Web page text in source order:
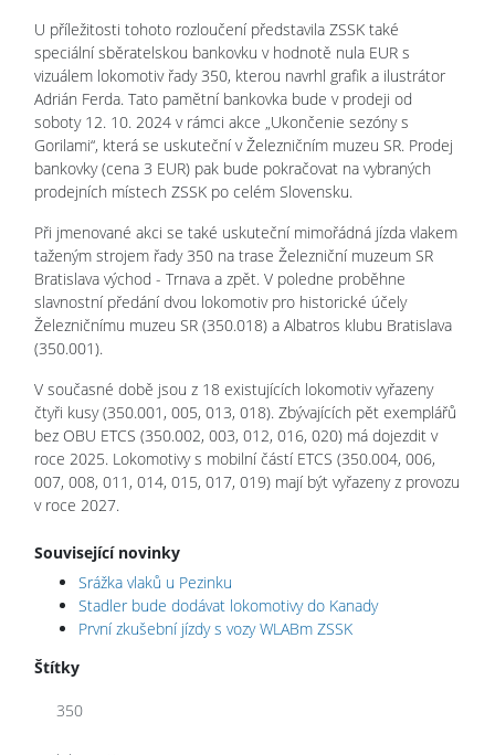
U příležitosti tohoto rozloučení představila ZSSK také
speciální sběratelskou bankovku v hodnotě nula EUR s
vizuálem lokomotiv řady 350, kterou navrhl grafik a ilustrátor
Adrián Ferda. Tato pamětní bankovka bude v prodeji od
soboty 12. 10. 2024 v rámci akce „Ukončenie sezóny s
Gorilami“, která se uskuteční v Železničním muzeu SR. Prodej
bankovky (cena 3 EUR) pak bude pokračovat na vybraných
prodejních místech ZSSK po celém Slovensku.
Při jmenované akci se také uskuteční mimořádná jízda vlakem
taženým strojem řady 350 na trase Železniční muzeum SR
Bratislava východ - Trnava a zpět. V poledne proběhne
slavnostní předání dvou lokomotiv pro historické účely
Železničnímu muzeu SR (350.018) a Albatros klubu Bratislava
(350.001).
V současné době jsou z 18 existujících lokomotiv vyřazeny
čtyři kusy (350.001, 005, 013, 018). Zbývajících pět exemplářů
bez OBU ETCS (350.002, 003, 012, 016, 020) má dojezdit v
roce 2025. Lokomotivy s mobilní částí ETCS (350.004, 006,
007, 008, 011, 014, 015, 017, 019) mají být vyřazeny z provozu
v roce 2027.
Související novinky
Srážka vlaků u Pezinku
Stadler bude dodávat lokomotivy do Kanady
První zkušební jízdy s vozy WLABm ZSSK
Štítky
350